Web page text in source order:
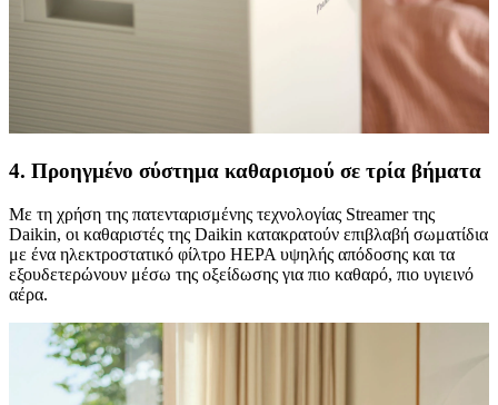
4. Προηγμένο σύστημα καθαρισμού σε τρία βήματα
Με τη χρήση της πατενταρισμένης τεχνολογίας Streamer της
Daikin, οι καθαριστές της Daikin κατακρατούν επιβλαβή σωματίδια
με ένα ηλεκτροστατικό φίλτρο HEPA υψηλής απόδοσης και τα
εξουδετερώνουν μέσω της οξείδωσης για πιο καθαρό, πιο υγιεινό
αέρα.